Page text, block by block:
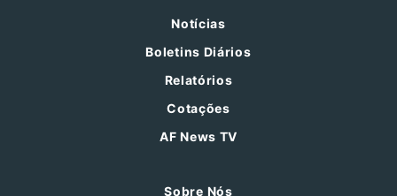
Notícias
Boletins Diários
Relatórios
Cotações
AF News TV
Sobre Nós